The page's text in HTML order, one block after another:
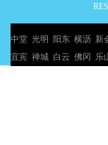
中堂 光明 阳东 横沥 新
宜宾 禅城 白云 佛冈 乐